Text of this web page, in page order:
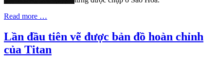
Read more …
Lần đầu tiên vẽ được bản đồ hoàn chỉnh
của Titan